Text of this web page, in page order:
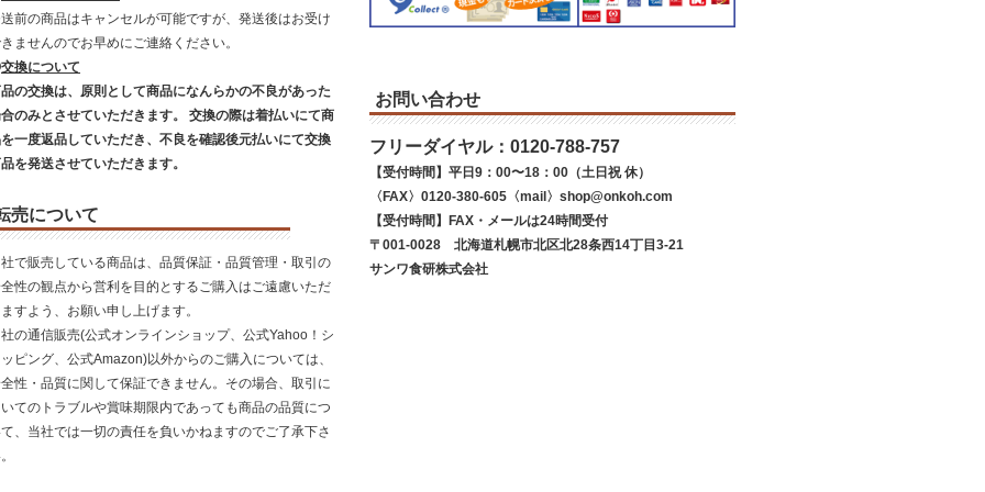
前の商品はキャンセルが可能ですが、発送後はお受け
ませんのでお早めにご連絡ください。
交換について
の交換は、原則として商品になんらかの不良があった
のみとさせていただきます。 交換の際は着払いにて商
一度返品していただき、不良を確認後元払いにて交換
を発送させていただきます。
売について
で販売している商品は、品質保証・品質管理・取引の
性の観点から営利を目的とするご購入はご遠慮いただ
すよう、お願い申し上げます。
の通信販売(公式オンラインショップ、公式Yahoo！シ
ピング、公式Amazon)以外からのご購入については、
性・品質に関して保証できません。その場合、取引に
てのトラブルや賞味期限内であっても商品の品質につ
、当社では一切の責任を負いかねますのでご了承下さ
お問い合わせ
フリーダイヤル： 0120-788-757
【受付時間】平日9：00〜18：00（土日祝 休）
〈FAX〉0120-380-605〈mail〉shop@onkoh.com
【受付時間】FAX・メールは24時間受付
〒001-0028 北海道札幌市北区北28条西14丁目3-21
サンワ食研株式会社